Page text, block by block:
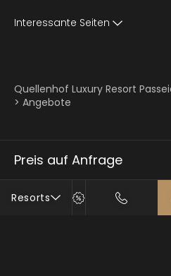
Resorts
Preis auf Anfrage
Interessante Seiten
Quellenhof Luxury Resort
> Angebote